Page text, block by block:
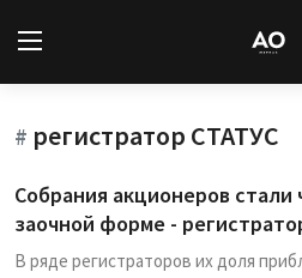
Вход
Новости
Статьи
# регистратор СТАТУС
Собрания акционеров
заочной форме -
В ряде регистраторов их доля